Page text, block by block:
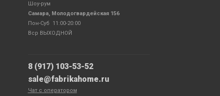
Шоу-рум
Самара, Молодогвардейская 156
Пон-Суб 11:00-20:00
Вср ВЫХОДНОЙ
8 (917) 103-53-52
sale@fabrikahome.ru
Чат с оператором